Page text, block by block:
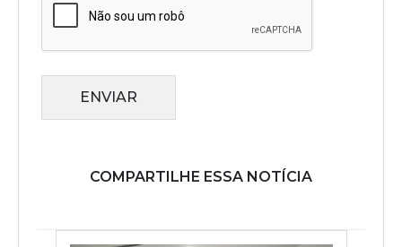
ENVIAR
COMPARTILHE ESSA NOTÍCIA